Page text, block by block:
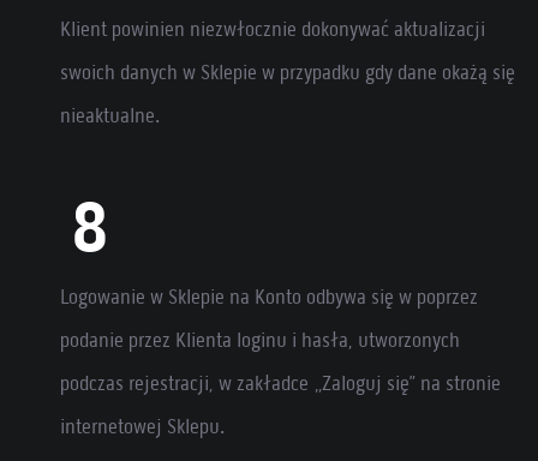
Klient powinien niezwłocznie dokonywać aktualizacji
swoich danych w Sklepie w przypadku gdy dane okażą się
nieaktualne.
Logowanie w Sklepie na Konto odbywa się w poprzez
podanie przez Klienta loginu i hasła, utworzonych
podczas rejestracji, w zakładce „Zaloguj się” na stronie
internetowej Sklepu.